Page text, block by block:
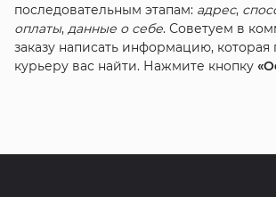
последовательным этапам: адрес,
оплаты, данные о себе. Советуем в
заказу написать информацию,
курьеру вас найти. Нажмите кнопку